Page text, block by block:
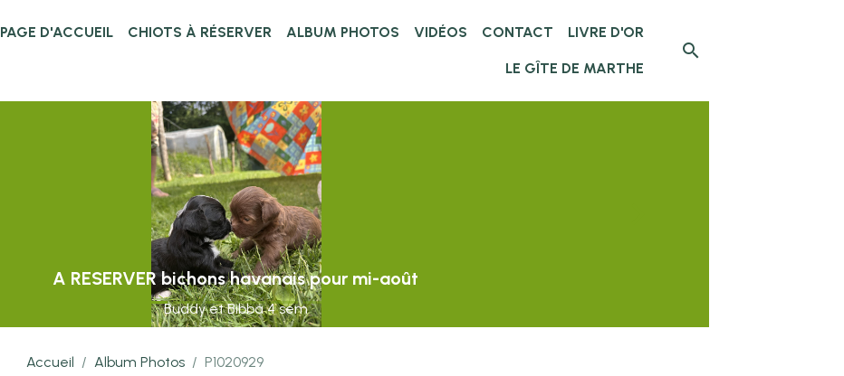
PAGE D'ACCUEIL CHIOTS À RÉSERVER ALBUM PHOTOS VIDÉOS CONTACT LIVRE D'OR
LE GÎTE DE MARTHE
A RESERVER bichons havanais pour mi-août
Buddy et Bibba 4 sem
Accueil Album Photos P1020929